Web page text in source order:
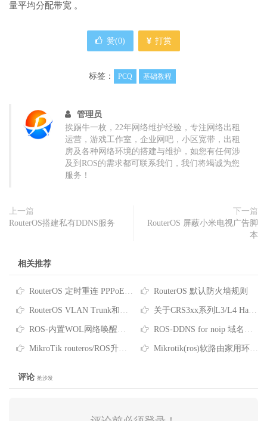
量平均分配带宽 。
赞(0) 打赏
标签： PCQ 基础教程
管理员
挨踢牛一枚，22年网络维护经验，专注网络出租
运营，游戏工作室，企业网吧，小区宽带，出租
房及各种网络环境的搭建与维护，如您有任何涉
及到ROS的需求都可联系我们，我们将竭诚为您
服务！
上一篇
RouterOS搭建私有DDNS服务
下一篇
RouterOS 屏蔽小米电视广告脚
本
相关推荐
RouterOS 定时重连 PPPoE 脚本 RouterOS 默认防火墙规则
RouterOS VLAN Trunk和Access配置实例 关于CRS3xx系列L3/L4 Hardware-Offloading支持
ROS-内置WOL网络唤醒功能说明 ROS-DDNS for noip 域名更新脚本
MikroTik routeros/ROS升级包更新包下载/如何自动系统更新版本 Mikrotik(ros)软路由家用环境如何设置拨号上网
评论 抢沙发